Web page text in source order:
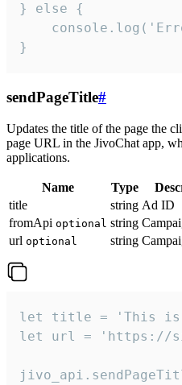
} else {
}
sendPageTitle#
Updates the title of the page the
page URL in the JivoChat app,
applications.
Name Type
title
string Ad ID
fromApi optional string
url optional string
let title = 'This is
let url = 'https://